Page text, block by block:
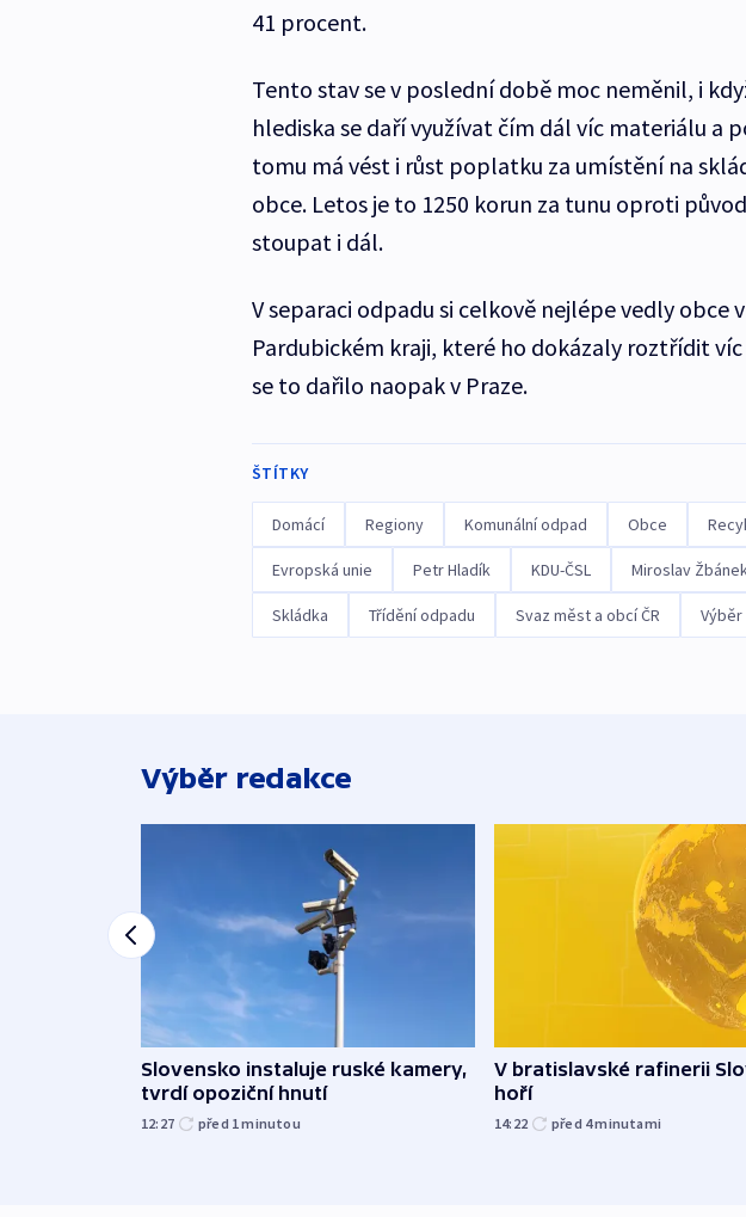
41 procent.
Tento stav se v poslední době moc neměnil, i
hlediska se daří využívat čím dál víc materiálu a
tomu má vést i růst poplatku za umístění na
obce. Letos je to 1250 korun za tunu oproti
stoupat i dál.
V separaci odpadu si celkově nejlépe vedly obce
Pardubickém kraji, které ho dokázaly roztřídit
se to dařilo naopak v Praze.
ŠTÍTKY
Domácí Regiony Komunální odpad Obce
Evropská unie Petr Hladík KDU-ČSL Miroslav
Skládka Třídění odpadu Svaz měst a obcí ČR Výběr
Výběr redakce
Slovensko instaluje ruské kamery,
tvrdí opoziční hnutí
12:27 před 1minutou
V bratislavské rafinerii
hoří
14:22 před 4minutami